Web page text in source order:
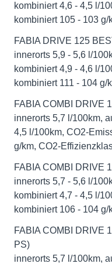
kombiniert 4,6 - 4,5 l/
kombiniert 105 - 103
FABIA DRIVE 125
innerorts 5,9 - 5,6 l/
kombiniert 4,9 - 4,6 l/
kombiniert 111 - 104
FABIA COMBI DRIVE
innerorts 5,7 l/100km,
4,5 l/100km, CO2-
g/km, CO2-
FABIA COMBI DRIVE
innerorts 5,7 - 5,6 l/
kombiniert 4,7 - 4,5 l/
kombiniert 106 - 104
FABIA COMBI DRIVE
PS)
innerorts 5,7 l/100km,